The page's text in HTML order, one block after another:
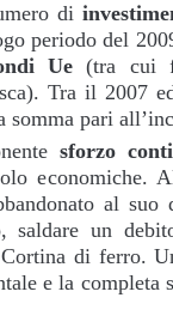
di
periodo del
Ue(tra cui
Tra il 2007
somma pari
sforzo
economiche.
al
saldare un
di ferro.
e la